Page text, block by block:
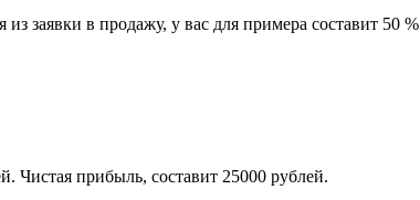
заявки в продажу, у вас для примера составит 50
Чистая прибыль, составит 25000 рублей.